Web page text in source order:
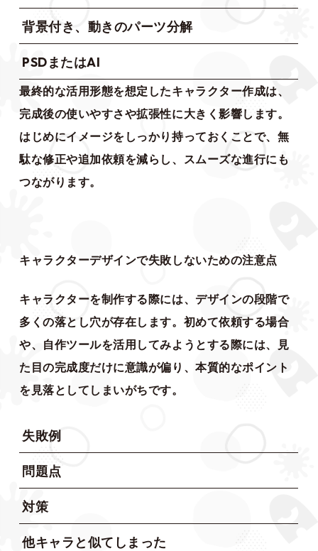
背景付き、動きのパーツ分解
PSDまたはAI
最終的な活用形態を想定したキャラクター作成は、
完成後の使いやすさや拡張性に大きく影響します。
はじめにイメージをしっかり持っておくことで、無
駄な修正や追加依頼を減らし、スムーズな進行にも
つながります。
キャラクターデザインで失敗しないための注意点
キャラクターを制作する際には、デザインの段階で
多くの落とし穴が存在します。初めて依頼する場合
や、自作ツールを活用してみようとする際には、見
た目の完成度だけに意識が偏り、本質的なポイント
を見落としてしまいがちです。
失敗例
問題点
対策
他キャラと似てしまった